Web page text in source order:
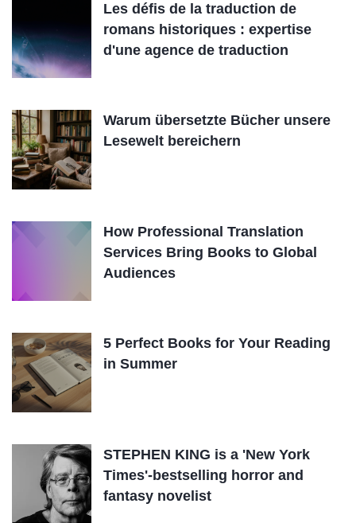
Les défis de la traduction de
romans historiques : expertise
d'une agence de traduction
Warum übersetzte Bücher unsere
Lesewelt bereichern
How Professional Translation
Services Bring Books to Global
Audiences
5 Perfect Books for Your Reading
in Summer
STEPHEN KING is a 'New York
Times'-bestselling horror and
fantasy novelist